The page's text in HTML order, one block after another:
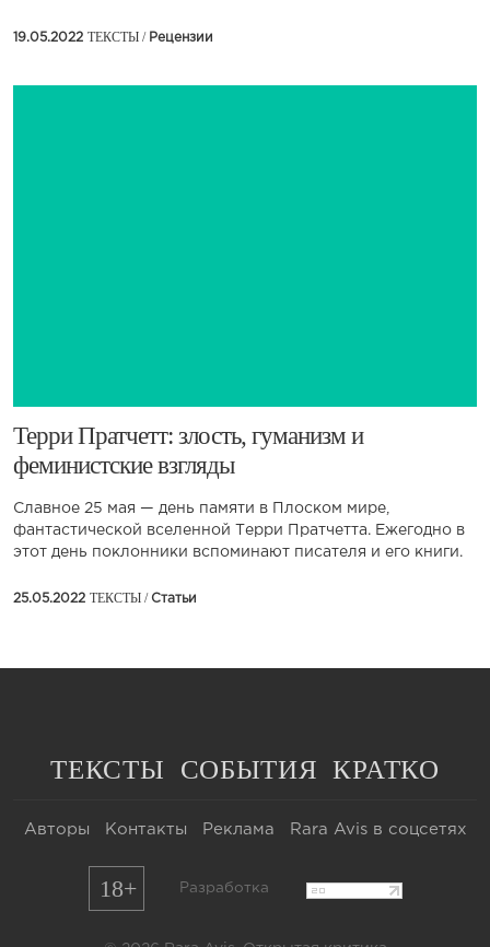
19.05.2022 ТЕКСТЫ / Рецензии
Терри Пратчетт: злость, гуманизм и
феминистские взгляды
Славное 25 мая — день памяти в Плоском мире,
фантастической вселенной Терри Пратчетта. Ежегодно в
этот день поклонники вспоминают писателя и его книги.
25.05.2022 ТЕКСТЫ /Статьи
ТЕКСТЫ СОБЫТИЯ КРАТКО
Авторы Контакты Реклама Rara Avis в соцсетях
18+ Разработка